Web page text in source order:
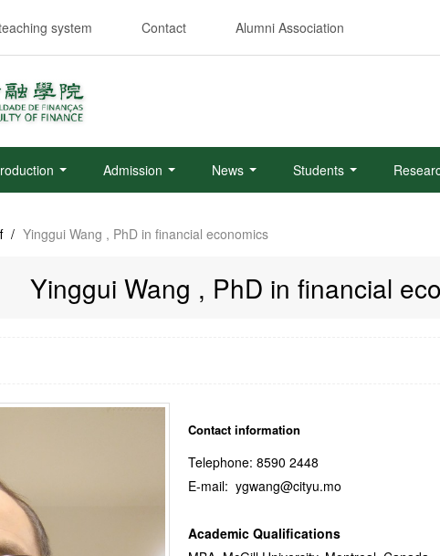
system Contact Alumni Association
Admission News Students
/ Yinggui Wang , PhD in financial economics
Yinggui Wang , PhD in financial
Contact information
Telephone: 8590 2448
E-mail: ygwang@cityu.mo
Academic Qualifications